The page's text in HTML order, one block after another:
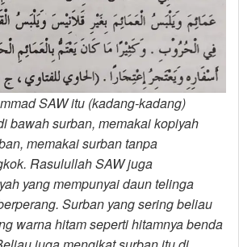
SAW itu (kadang-kadang)
bawah surban, memakai kopiyah
memakai surban tanpa
Rasulullah SAW juga
yang mempunyai daun telinga
Surban yang sering beliau
warna hitam seperti hitamnya benda